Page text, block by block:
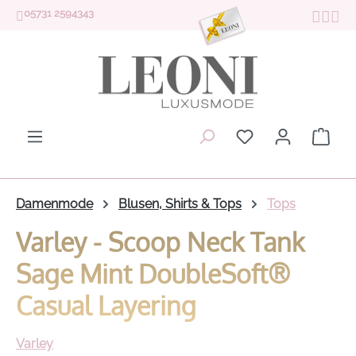
Zum Hauptinhalt springen
05731 2594343
Du hast 0
Damenmode Blusen, Shirts & Tops Tops
Varley - Scoop Neck Tank
Sage Mint DoubleSoft®
Casual Layering
Varley